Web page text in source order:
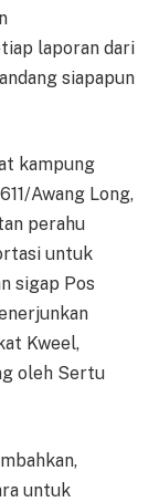
laporan dari
siapapun
kampung
Awang Long,
perahu
untuk
sigap Pos
Kweel,
oleh Sertu
untuk